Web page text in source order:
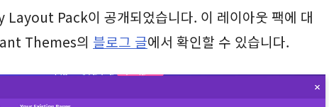
Pack이 공개되었습니다. 이 레이아웃 팩에 대
Themes의 블로그 글에서 확인할 수 있습니다.